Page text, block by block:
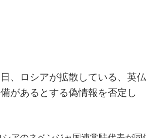
、ロシアが拡散している、英仏
があるとする偽情報を否定し